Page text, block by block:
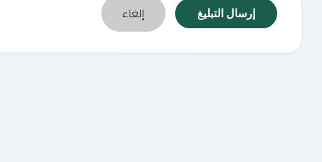
إرسال التبليغ إلغاء